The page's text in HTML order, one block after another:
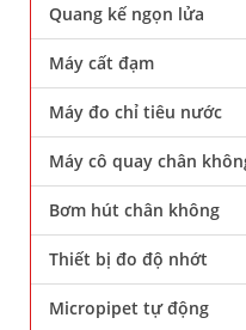
Quang kế ngọn lửa
Máy cất đạm
Máy đo chỉ tiêu nước
Máy cô quay chân
Bơm hút chân không
Thiết bị đo độ nhớt
Micropipet tự động